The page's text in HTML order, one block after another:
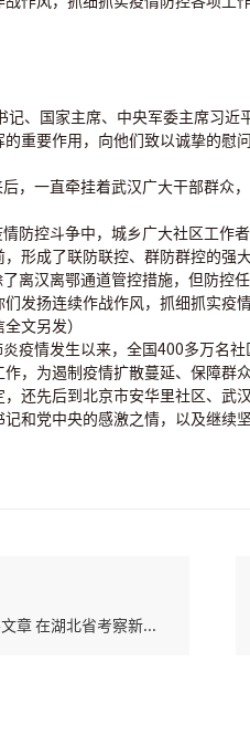
记、国家主席、中央军委主席习
重要作用，向他们致以诚挚的
，一直牵挂着武汉广大干部群众
防控斗争中，城乡广大社区工作
形成了联防联控、群防群控的强
离汉离鄂通道管控措施，但防控
发扬连续作战作风，抓细抓实
文另发）
疫情发生以来，全国400多万名
，为遏制疫情扩散蔓延、保障
还先后到北京市安华里社区、
和党中央的感激之情，以及继续
章 在湖北省考察新...